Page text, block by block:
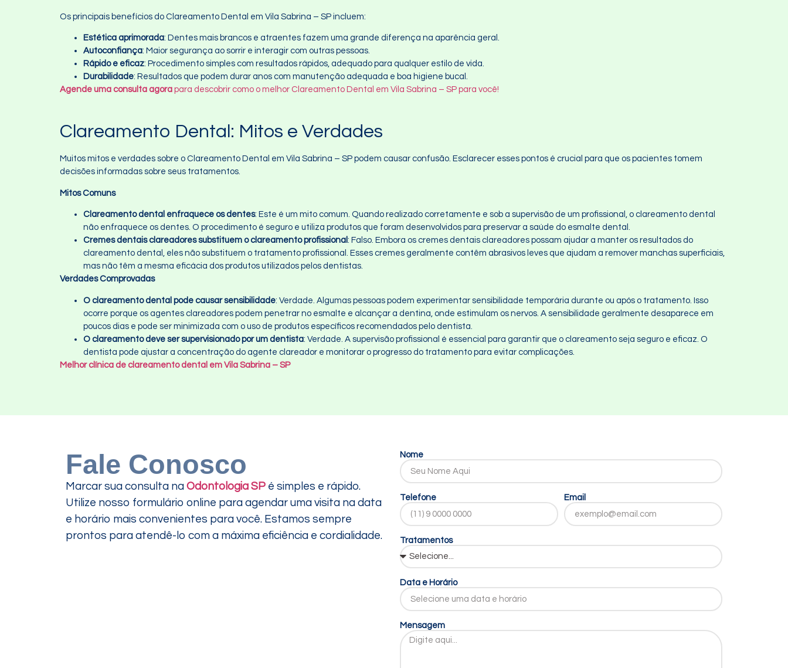
Os principais benefícios do Clareamento Dental em Vila Sabrina – SP incluem:
Estética aprimorada: Dentes mais brancos e atraentes fazem uma grande diferença na aparência geral.
Autoconfiança: Maior segurança ao sorrir e interagir com outras pessoas.
Rápido e eficaz: Procedimento simples com resultados rápidos, adequado para qualquer estilo de vida.
Durabilidade: Resultados que podem durar anos com manutenção adequada e boa higiene bucal.
Agende uma consulta agora para descobrir como o melhor Clareamento Dental em Vila Sabrina – SP para você!
Clareamento Dental: Mitos e Verdades
Muitos mitos e verdades sobre o Clareamento Dental em Vila Sabrina – SP podem causar confusão. Esclarecer esses pontos é crucial para que os pacientes tomem
decisões informadas sobre seus tratamentos.
Mitos Comuns
Clareamento dental enfraquece os dentes: Este é um mito comum. Quando realizado corretamente e sob a supervisão de um profissional, o clareamento dental
não enfraquece os dentes. O procedimento é seguro e utiliza produtos que foram desenvolvidos para preservar a saúde do esmalte dental.
Cremes dentais clareadores substituem o clareamento profissional : Falso. Embora os cremes dentais clareadores possam ajudar a manter os resultados do
clareamento dental, eles não substituem o tratamento profissional. Esses cremes geralmente contêm abrasivos leves que ajudam a remover manchas superficiais,
mas não têm a mesma eficácia dos produtos utilizados pelos dentistas.
Verdades Comprovadas
O clareamento dental pode causar sensibilidade: Verdade. Algumas pessoas podem experimentar sensibilidade temporária durante ou após o tratamento. Isso
ocorre porque os agentes clareadores podem penetrar no esmalte e alcançar a dentina, onde estimulam os nervos. A sensibilidade geralmente desaparece em
poucos dias e pode ser minimizada com o uso de produtos específicos recomendados pelo dentista.
O clareamento deve ser supervisionado por um dentista: Verdade. A supervisão profissional é essencial para garantir que o clareamento seja seguro e eficaz. O
dentista pode ajustar a concentração do agente clareador e monitorar o progresso do tratamento para evitar complicações.
Melhor clínica de clareamento dental em Vila Sabrina – SP
Fale Conosco
Marcar sua consulta na Odontologia SP é simples e rápido.
Utilize nosso formulário online para agendar uma visita na data
e horário mais convenientes para você. Estamos sempre
prontos para atendê-lo com a máxima eficiência e cordialidade.
Nome
Telefone Email
Tratamentos
Data e Horário
Mensagem